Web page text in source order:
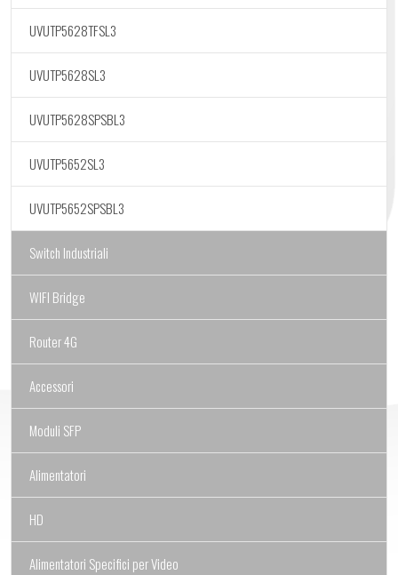
UVUTP5628TFSL3
UVUTP5628SL3
UVUTP5628SPSBL3
UVUTP5652SL3
UVUTP5652SPSBL3
Switch Industriali
WIFI Bridge
Router 4G
Accessori
Moduli SFP
Alimentatori
HD
Alimentatori Specifici per Video